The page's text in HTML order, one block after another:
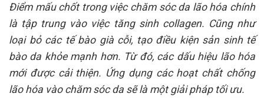
Điểm mấu chốt trong việc chăm sóc da lão hóa chính
là tập trung vào việc tăng sinh collagen. Cũng như
loại bỏ các tế bào già cỗi, tạo điều kiện sản sinh tế
bào da khỏe mạnh hơn. Từ đó, các dấu hiệu lão hóa
mới được cải thiện. Ứng dụng các hoạt chất chống
lão hóa vào chăm sóc da sẽ là một giải pháp tối ưu.